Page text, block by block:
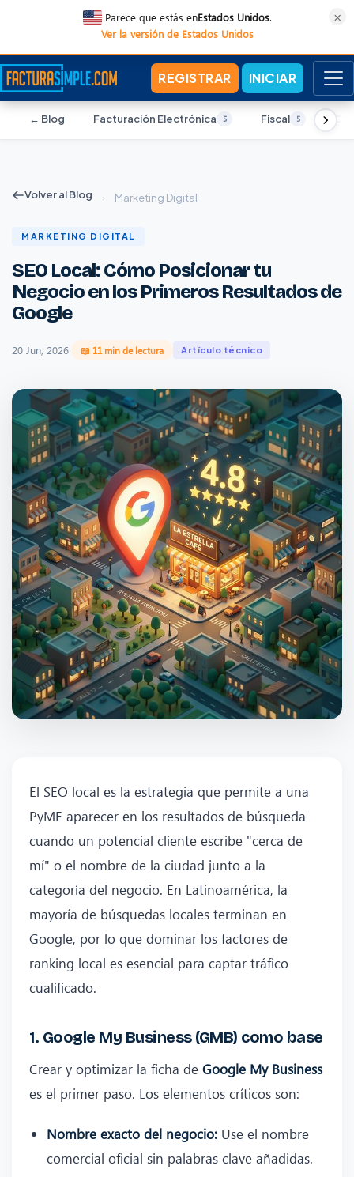
Parece que estás enEstados Unidos.
Ver la versión de Estados Unidos
×
REGISTRAR INICIAR
← Blog Facturación Electrónica 5 Fiscal 5
Volver al Blog › Marketing Digital
MARKETING DIGITAL
SEO Local: Cómo Posicionar tu
Negocio en los Primeros Resultados de
Google
20 Jun, 2026· 📖 11 min de lectura Artículo técnico
El SEO local es la estrategia que permite a una
PyME aparecer en los resultados de búsqueda
cuando un potencial cliente escribe "cerca de
mí" o el nombre de la ciudad junto a la
categoría del negocio. En Latinoamérica, la
mayoría de búsquedas locales terminan en
Google, por lo que dominar los factores de
ranking local es esencial para captar tráfico
cualificado.
1. Google My Business (GMB) como base
Crear y optimizar la ficha de Google My Business
es el primer paso. Los elementos críticos son:
Nombre exacto del negocio: Use el nombre
comercial oficial sin palabras clave añadidas.